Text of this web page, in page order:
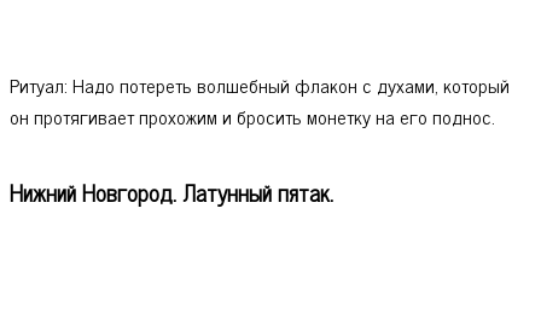
Ритуал: Надо потереть волшебный флакон с духами, который
он протягивает прохожим и бросить монетку на его поднос.
Нижний Новгород. Латунный пятак.